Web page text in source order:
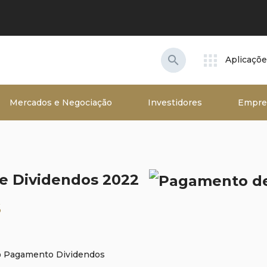
search
Mercados e Negociação Investidores
Dividendos 2022
Pagamento Dividendos